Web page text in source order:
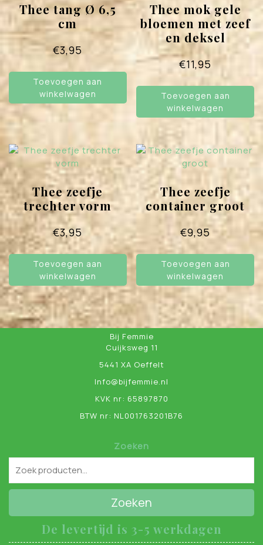
Thee tang Ø 6,5
cm
€3,95
Toevoegen aan
winkelwagen
Thee mok gele
bloemen met zeef
en deksel
€11,95
Toevoegen aan
winkelwagen
Thee zeefje
trechter vorm
€3,95
Toevoegen aan
winkelwagen
Thee zeefje
container groot
€9,95
Toevoegen aan
winkelwagen
Bij Femmie
Cuijksweg 11
5441 XA Oeffelt
Info@bijfemmie.nl
KVK nr: 65897870
BTW nr: NL001763201B76
Zoeken
Zoeken
De levertijd is 3-5 werkdagen